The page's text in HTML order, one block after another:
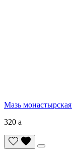
Мазь
320 a